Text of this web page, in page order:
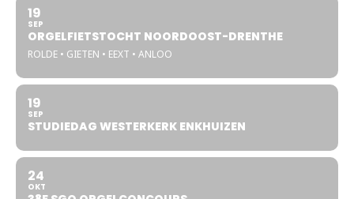
19
SEP
ORGELFIETSTOCHT NOORDOOST-DRENTHE
ROLDE • GIETEN • EEXT • ANLOO
19
SEP
STUDIEDAG WESTERKERK ENKHUIZEN
24
OKT